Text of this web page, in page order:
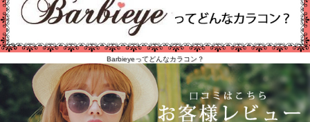
Barbieyeってどんなカラコン？